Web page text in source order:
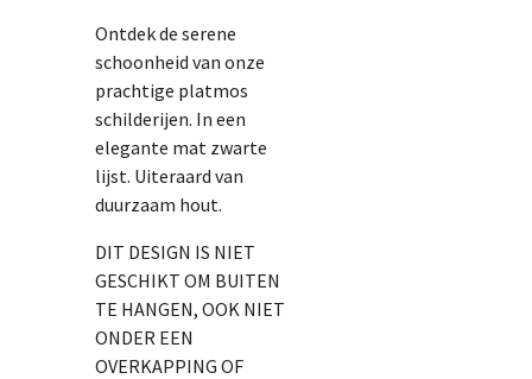
Ontdek de serene
schoonheid van onze
prachtige platmos
schilderijen. In een
elegante mat zwarte
lijst. Uiteraard van
duurzaam hout.
DIT DESIGN IS NIET
GESCHIKT OM BUITEN
TE HANGEN, OOK NIET
ONDER EEN
OVERKAPPING OF